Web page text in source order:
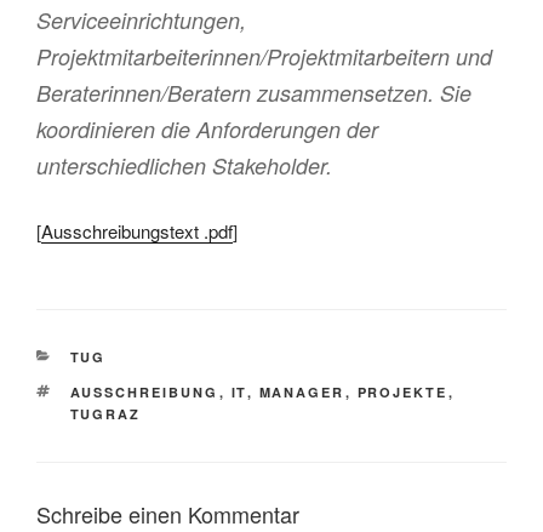
Serviceeinrichtungen,
Projektmitarbeiterinnen/Projektmitarbeitern und
Beraterinnen/Beratern zusammensetzen. Sie
koordinieren die Anforderungen der
unterschiedlichen Stakeholder.
[Ausschreibungstext .pdf]
KATEGORIEN
TUG
SCHLAGWÖRTER
AUSSCHREIBUNG , IT, MANAGER , PROJEKTE ,
TUGRAZ
Schreibe einen Kommentar